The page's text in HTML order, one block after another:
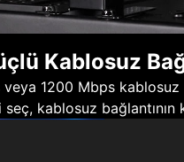
Kablosuz
1200 Mbps kablosuz
kablosuz bağlantının